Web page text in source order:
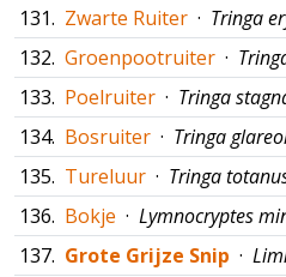
131. Zwarte Ruiter · Tringa
132. Groenpootruiter ·
133. Poelruiter · Tringa
134. Bosruiter · Tringa
135. Tureluur · Tringa
136. Bokje · Lymnocryptes
137. Grote Grijze Snip ·